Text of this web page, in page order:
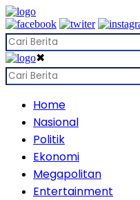
✖
Home
Nasional
Politik
Ekonomi
Megapolitan
Entertainment